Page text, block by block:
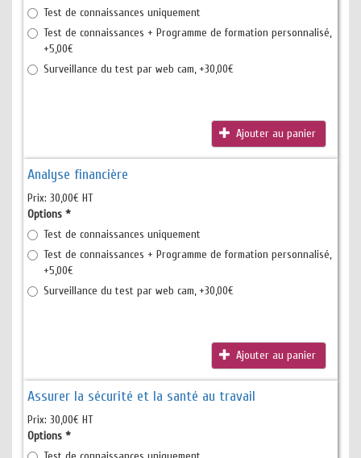
Test de connaissances uniquement
Test de connaissances + Programme de formation personnalisé,
+5,00€
Surveillance du test par web cam, +30,00€
Ajouter au panier
Analyse financière
Prix: 30,00€ HT
Options *
Test de connaissances uniquement
Test de connaissances + Programme de formation personnalisé,
+5,00€
Surveillance du test par web cam, +30,00€
Ajouter au panier
Assurer la sécurité et la santé au travail
Prix: 30,00€ HT
Options *